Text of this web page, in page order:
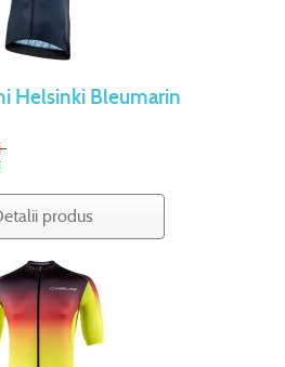
Helsinki Bleumarin
produs